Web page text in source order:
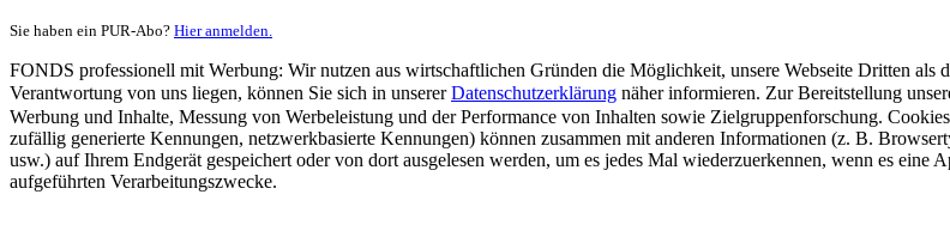
Sie haben ein PUR-Abo? Hier anmelden.
FONDS professionell mit Werbung: Wir nutzen aus wirtschaftlichen Gründen die Möglichkeit, unsere Webseite Dritten als
Verantwortung von uns liegen, können Sie sich in unsererDatenschutzerklärung näher informieren. Zur Bereitstellung
Werbung und Inhalte, Messung von Werbeleistung und der Performance von Inhalten sowie Zielgruppenforschung.
zufällig generierte Kennungen, netzwerkbasierte Kennungen) können zusammen mit anderen Informationen (z. B.
usw.) auf Ihrem Endgerät gespeichert oder von dort ausgelesen werden, um es jedes Mal wiederzuerkennen, wenn es eine
aufgeführten Verarbeitungszwecke.